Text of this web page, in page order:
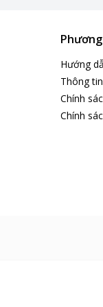
Hướng
Thông
Chính
Chính